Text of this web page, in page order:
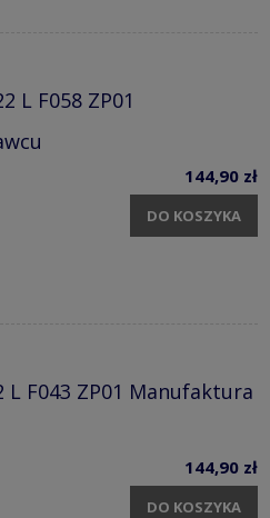
L F058 ZP01
144,90 zł
DO KOSZYKA
L F043 ZP01 Manufaktura
144,90 zł
DO KOSZYKA